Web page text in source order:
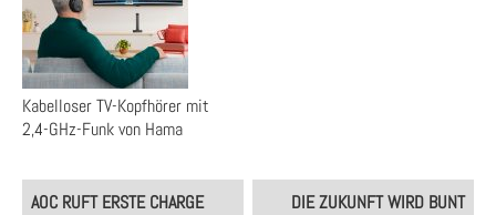
Kabelloser TV-Kopfhörer mit
2,4-GHz-Funk von Hama
Post
AOC RUFT ERSTE CHARGE
DIE ZUKUNFT WIRD BUNT